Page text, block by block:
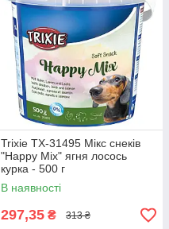
Trixie TX-31495 Мікс снеків
"Happy Mix" ягня лосось
курка - 500 г
В наявності
297,35 ₴ 313 ₴